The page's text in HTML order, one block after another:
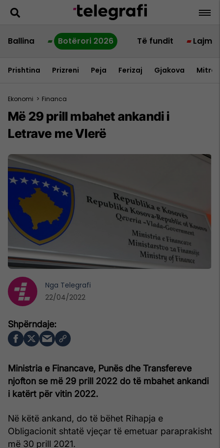
Ballina Botërori 2026 Të fundit Lajme
Prishtina Prizreni Peja Ferizaj Gjakova
Ekonomi > Financa
Më 29 prill mbahet ankandi i
Letrave me Vlerë
Ministria e Financave, Punës dhe Transfereve
njofton se më 29 prill 2022 do të mbahet ankandi
i katërt për vitin 2022.
Në këtë ankand, do të bëhet Rihapja e
Obligacionit shtatë vjeçar të emetuar paraprakisht
më 30 prill 2021.
Nga Telegrafi
22/04/2022